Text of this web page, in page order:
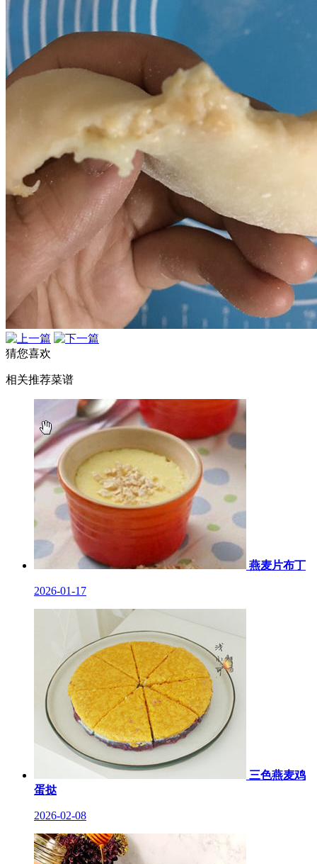
猜您喜欢
相关推荐菜谱
燕麦片布丁
2026-01-17
三色燕麦鸡
蛋挞
2026-02-08